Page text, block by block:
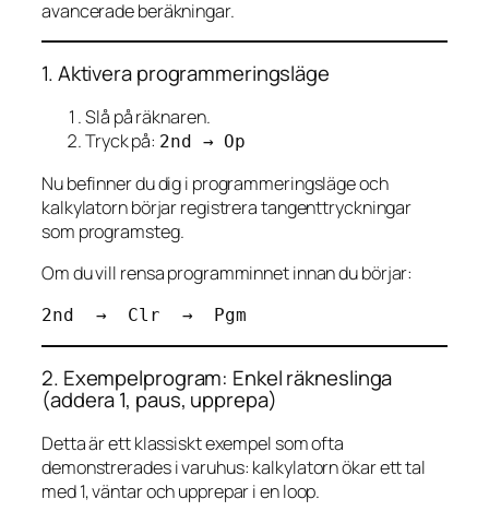
avancerade beräkningar.
1. Aktivera programmeringsläge
Slå på räknaren.
Tryck på: 2nd → Op
Nu befinner du dig i programmeringsläge och
kalkylatorn börjar registrera tangenttryckningar
som programsteg.
Om du vill rensa programminnet innan du börjar:
2. Exempelprogram: Enkel räkneslinga
(addera 1, paus, upprepa)
Detta är ett klassiskt exempel som ofta
demonstrerades i varuhus: kalkylatorn ökar ett tal
med 1, väntar och upprepar i en loop.